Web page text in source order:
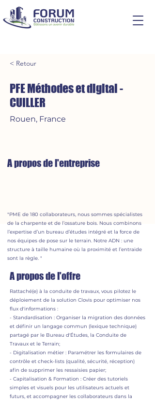
< Retour
PFE Méthodes et digital -
CUILLER
Rouen, France
A propos de l'entreprise
"PME de 180 collaborateurs, nous sommes spécialistes
de la charpente et de l’ossature bois. Nous combinons
l’expertise d’un bureau d’études intégré et la force de
nos équipes de pose sur le terrain. Notre ADN : une
structure à taille humaine où la proximité et l’entraide
sont la règle. "
A propos de l'offre
Rattaché(e) à la conduite de travaux, vous pilotez le
déploiement de la solution Clovis pour optimiser nos
flux d'informations :
- Standardisation : Organiser la migration des données
et définir un langage commun (lexique technique)
partagé par le Bureau d'Études, la Conduite de
Travaux et le Terrain;
- Digitalisation métier : Paramétrer les formulaires de
contrôle et check-lists (qualité, sécurité, réception)
afin de supprimer les ressaisies papier;
- Capitalisation & Formation : Créer des tutoriels
simples et visuels pour les utilisateurs actuels et
futurs, et accompagner les collaborateurs dans la